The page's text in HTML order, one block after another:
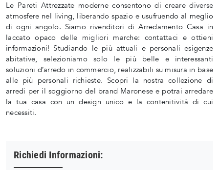
Le Pareti Attrezzate moderne consentono di creare diverse
atmosfere nel living, liberando spazio e usufruendo al meglio
di ogni angolo. Siamo rivenditori di Arredamento Casa in
laccato opaco delle migliori marche: contattaci e ottieni
informazioni! Studiando le più attuali e personali esigenze
abitative, selezioniamo solo le più belle e interessanti
soluzioni d’arredo in commercio, realizzabili su misura in base
alle più personali richieste. Scopri la nostra collezione di
arredi per il soggiorno del brand Maronese e potrai arredare
la tua casa con un design unico e la contenitività di cui
necessiti.
Richiedi Informazioni: